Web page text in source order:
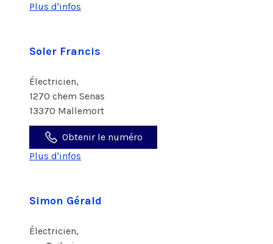
Plus d'infos
Soler Francis
Électricien,
1270 chem Senas
13370 Mallemort
Obtenir le numéro
Plus d'infos
Simon Gérald
Électricien,